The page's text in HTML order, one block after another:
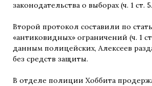
законодательства о выборах (ч. 1 ст.
Второй протокол составили по
«антиковидных» ограничений (ч. 1
данным полицейских, Алексеев
без средств защиты.
В отделе полиции Хоббита